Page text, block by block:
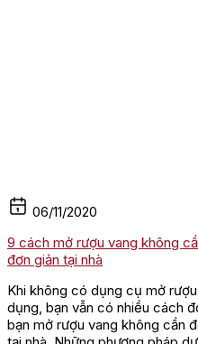
06/11/2020
9 cách mở rượu vang không
đơn giản tại nhà
Khi không có dụng cụ mở
dụng, bạn vẫn có nhiều cách
bạn mở rượu vang không cần